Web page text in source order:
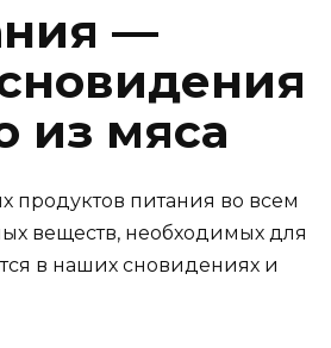
—
из мяса
продуктов питания во всем
веществ, необходимых для
в наших сновидениях и